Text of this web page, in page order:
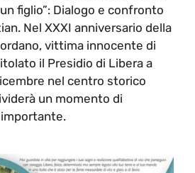
figlio”: Dialogo e confronto
Nel XXXI anniversario della
vittima innocente di
il Presidio di Libera a
nel centro storico
un momento di